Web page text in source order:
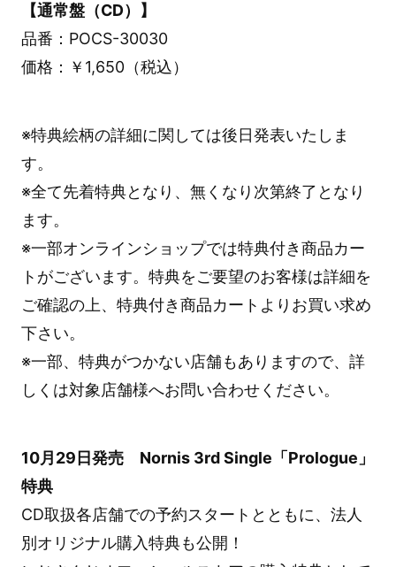
【通常盤（CD）】
品番：POCS-30030
価格：￥1,650（税込）
※特典絵柄の詳細に関しては後日発表いたしま
す。
※全て先着特典となり、無くなり次第終了となり
ます。
※一部オンラインショップでは特典付き商品カー
トがございます。特典をご要望のお客様は詳細を
ご確認の上、特典付き商品カートよりお買い求め
下さい。
※一部、特典がつかない店舗もありますので、詳
しくは対象店舗様へお問い合わせください。
10月29日発売 Nornis 3rd Single「Prologue」
特典
CD取扱各店舗での予約スタートとともに、法人
別オリジナル購入特典も公開！